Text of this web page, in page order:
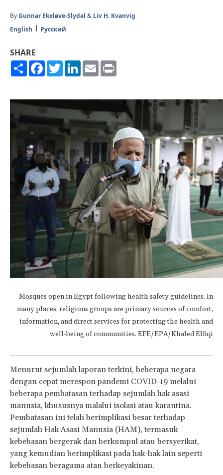
ByGunnar Ekeløve-Slydal & Liv H. Kvanvig
English
Русский
SHARE
ShareFacebook
TwitterLinkedIn
Email
Mosques open in Egypt following health safety guidelines. In
many places, religious groups are primary sources of comfort,
information, and direct services for protecting the health and
well-being of communities. EFE/EPA/Khaled Elfiqi
Menurut sejumlah laporan terkini, beberapa negara
dengan cepat merespon pandemi COVID-19 melalui
beberapa pembatasan terhadap sejumlah hak asasi
manusia, khususnya malalui isolasi atau karantina.
Pembatasan ini telah berimplikasi besar terhadap
sejumlah Hak Asasi Manusia (HAM), termasuk
kebebasan bergerak dan berkumpul atau bersyerikat,
yang kemudian berimplikasi pada hak-hak lain seperti
kebebasan beragama atau berkeyakinan.